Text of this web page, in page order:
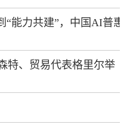
“能力共建”，中国AI普惠
特、贸易代表格里尔举